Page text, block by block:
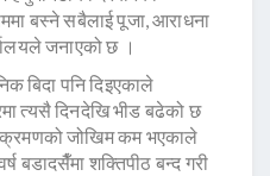
बस्ने सबैलाई पूजा, आराधना
जनाएको छ ।
बिदा पनि दिइएकाले
त्यसै दिनदेखि भीड बढेको छ
जोखिम कम भएकाले
बडादसैँमा शक्तिपीठ बन्द गरी